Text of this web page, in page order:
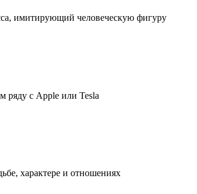
имитирующий человеческую фигуру
ряду с Apple или Tesla
характере и отношениях